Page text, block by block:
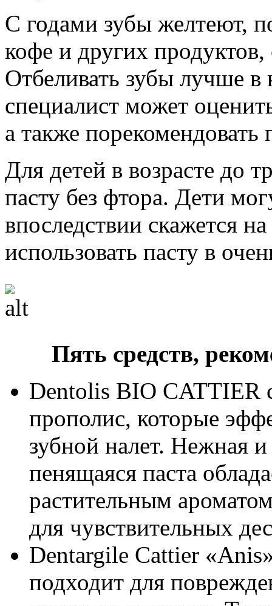
С годами зубы желтеют,
кофе и других
Отбеливать зубы лучше в
специалист может
а также
Для детей в возрасте до
пасту без фтора. Дети
впоследствии скажется
использовать пасту в
Пять средств,
Dentolis BIO CATTIER
прополис, которые
зубной налет. Нежная
пенящаяся паста
растительным
для чувствительных
Dentargile Cattier
подходит для